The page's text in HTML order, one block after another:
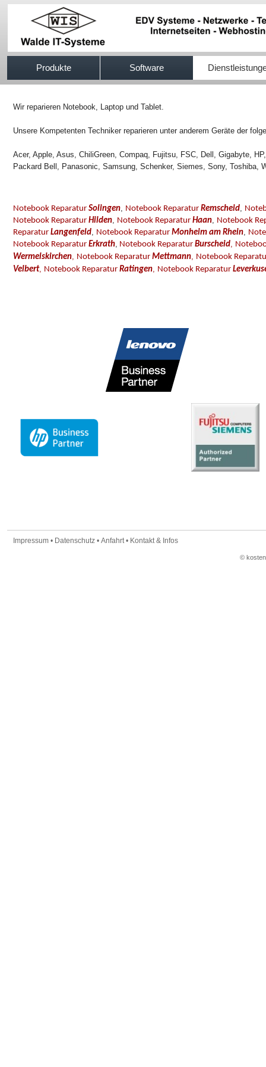
Produkte Software
Wir reparieren Notebook, Laptop und Tablet.
Unsere Kompetenten Techniker reparieren unter anderem Geräte der
Acer, Apple, Asus, ChiliGreen, Compaq, Fujitsu, FSC, Dell, Gigabyte,
Packard Bell, Panasonic, Samsung, Schenker, Siemes, Sony, Toshiba,
Notebook Reparatur Solingen, Notebook Reparatur Remscheid,
Notebook Reparatur Hilden, Notebook Reparatur Haan, Notebook
Reparatur Langenfeld, Notebook Reparatur Monheim am Rhein,
Notebook Reparatur Erkrath, Notebook Reparatur Burscheid,
Wermelskirchen, Notebook Reparatur Mettmann, Notebook
Velbert, Notebook Reparatur Ratingen, Notebook Reparatur
Impressum • Datenschutz • Anfahrt• Kontakt & Infos
©